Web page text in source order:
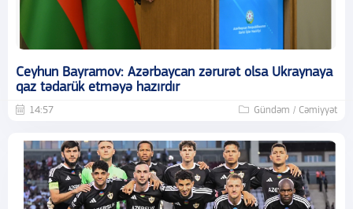
Ceyhun Bayramov: Azərbaycan zərurət olsa Ukraynaya
qaz tədarük etməyə hazırdır
14:57 Gündəm / Cəmiyyət